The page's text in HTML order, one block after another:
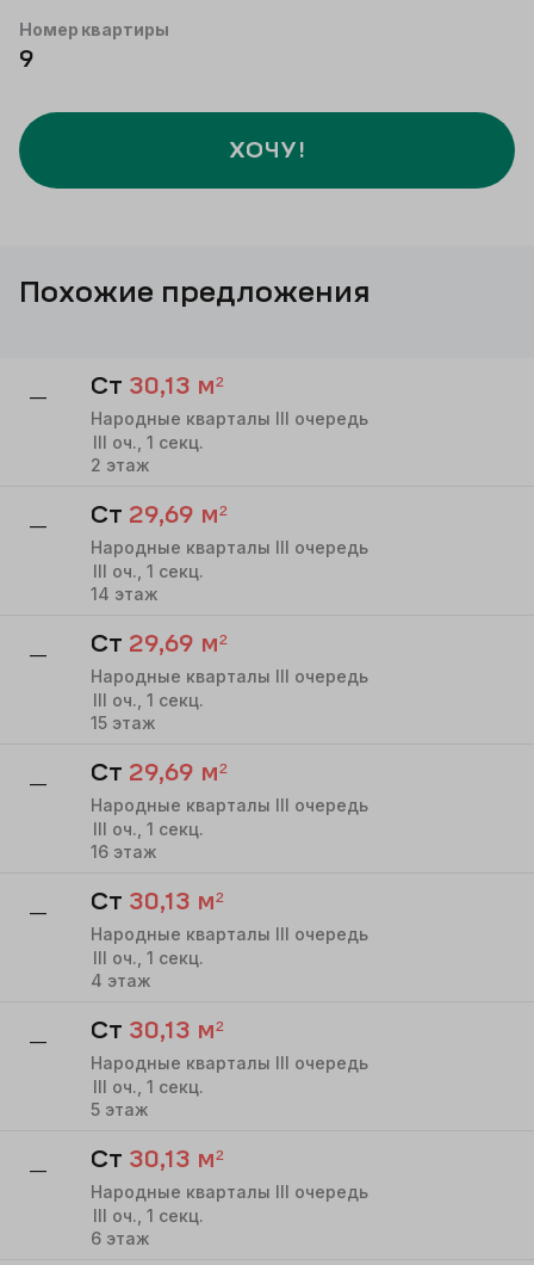
Номер квартиры
9
ХОЧУ!
Похожие предложения
— Ст 30,13 м²
Народные кварталы III очередь
III оч., 1 секц.
2 этаж
— Ст 29,69 м²
Народные кварталы III очередь
III оч., 1 секц.
14 этаж
— Ст 29,69 м²
Народные кварталы III очередь
III оч., 1 секц.
15 этаж
— Ст 29,69 м²
Народные кварталы III очередь
III оч., 1 секц.
16 этаж
— Ст 30,13 м²
Народные кварталы III очередь
III оч., 1 секц.
4 этаж
— Ст 30,13 м²
Народные кварталы III очередь
III оч., 1 секц.
5 этаж
— Ст 30,13 м²
Народные кварталы III очередь
III оч., 1 секц.
6 этаж